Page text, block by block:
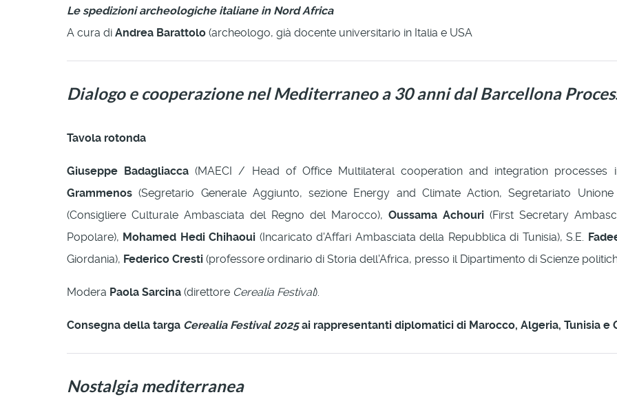
Le spedizioni archeologiche italiane in Nord Africa
A cura di Andrea Barattolo (archeologo, già docente universitario in Italia e USA
Dialogo e cooperazione nel Mediterraneo a 30 anni dal Barcellona
Tavola rotonda
Giuseppe Badagliacca (MAECI / Head of Office Multilateral cooperation and integration processes
Grammenos (Segretario Generale Aggiunto, sezione Energy and Climate Action, Segretariato
(Consigliere Culturale Ambasciata del Regno del Marocco), Oussama Achouri (First Secretary
Popolare), Mohamed Hedi Chihaoui (Incaricato d'Affari Ambasciata della Repubblica di Tunisia), S.E.
Giordania), Federico Cresti (professore ordinario di Storia dell'Africa, presso il Dipartimento di Scienze
Modera Paola Sarcina (direttore Cerealia Festival).
Consegna della targa Cerealia Festival 2025 ai rappresentanti diplomatici di Marocco, Algeria, Tunisia e
Nostalgia mediterranea